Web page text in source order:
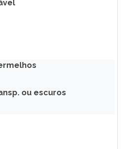
ou escuros